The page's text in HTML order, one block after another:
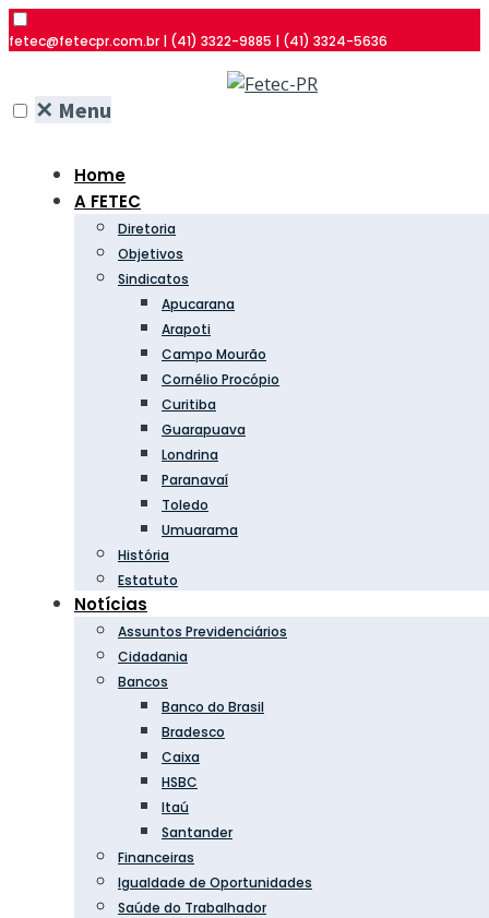
fetec@fetecpr.com.br | (41) 3322-9885 | (41) 3324-5636
✕ Menu
Home
A FETEC
Diretoria
Objetivos
Sindicatos
Apucarana
Arapoti
Campo Mourão
Cornélio Procópio
Curitiba
Guarapuava
Londrina
Paranavaí
Toledo
Umuarama
História
Estatuto
Notícias
Assuntos Previdenciários
Cidadania
Bancos
Banco do Brasil
Bradesco
Caixa
HSBC
Itaú
Santander
Financeiras
Igualdade de Oportunidades
Saúde do Trabalhador